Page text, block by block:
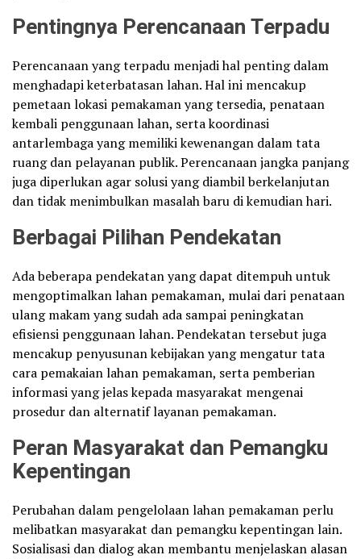
Pentingnya Perencanaan Terpadu
Perencanaan yang terpadu menjadi hal penting dalam
menghadapi keterbatasan lahan. Hal ini mencakup
pemetaan lokasi pemakaman yang tersedia, penataan
kembali penggunaan lahan, serta koordinasi
antarlembaga yang memiliki kewenangan dalam tata
ruang dan pelayanan publik. Perencanaan jangka panjang
juga diperlukan agar solusi yang diambil berkelanjutan
dan tidak menimbulkan masalah baru di kemudian hari.
Berbagai Pilihan Pendekatan
Ada beberapa pendekatan yang dapat ditempuh untuk
mengoptimalkan lahan pemakaman, mulai dari penataan
ulang makam yang sudah ada sampai peningkatan
efisiensi penggunaan lahan. Pendekatan tersebut juga
mencakup penyusunan kebijakan yang mengatur tata
cara pemakaian lahan pemakaman, serta pemberian
informasi yang jelas kepada masyarakat mengenai
prosedur dan alternatif layanan pemakaman.
Peran Masyarakat dan Pemangku
Kepentingan
Perubahan dalam pengelolaan lahan pemakaman perlu
melibatkan masyarakat dan pemangku kepentingan lain.
Sosialisasi dan dialog akan membantu menjelaskan alasan